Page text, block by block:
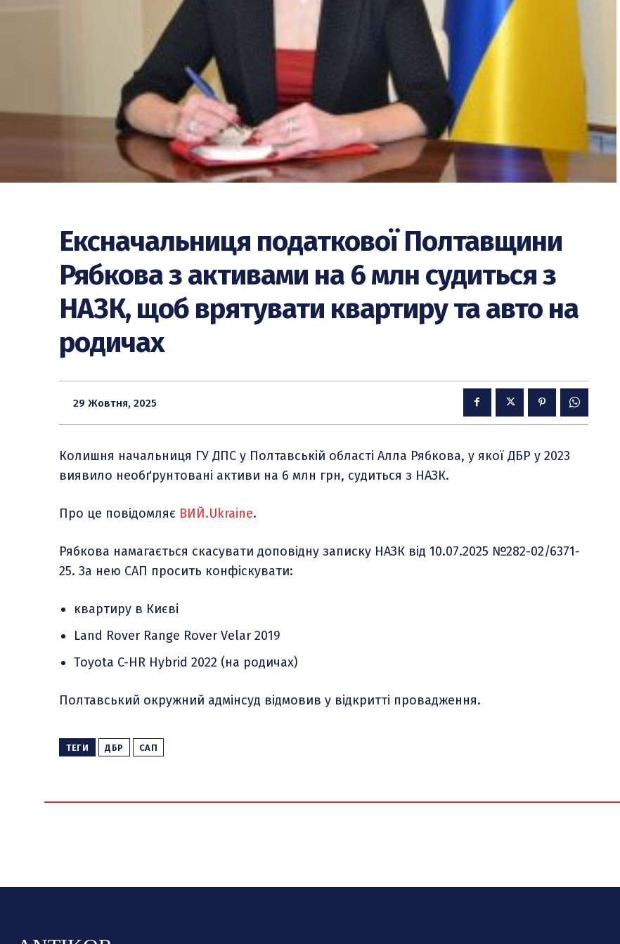
Ексначальниця податкової Полтавщини
Рябкова з активами на 6 млн судиться з
НАЗК, щоб врятувати квартиру та авто на
родичах
29 Жовтня, 2025
Колишня начальниця ГУ ДПС у Полтавській області Алла Рябкова, у якої ДБР у 2023
виявило необґрунтовані активи на 6 млн грн, судиться з НАЗК.
Про це повідомляє ВИЙ.Ukraine.
Рябкова намагається скасувати доповідну записку НАЗК від 10.07.2025 №282-02/6371-
25. За нею САП просить конфіскувати:
квартиру в Києві
Land Rover Range Rover Velar 2019
Toyota C-HR Hybrid 2022 (на родичах)
Полтавський окружний адмінсуд відмовив у відкритті провадження.
ТЕГИ ДБР САП